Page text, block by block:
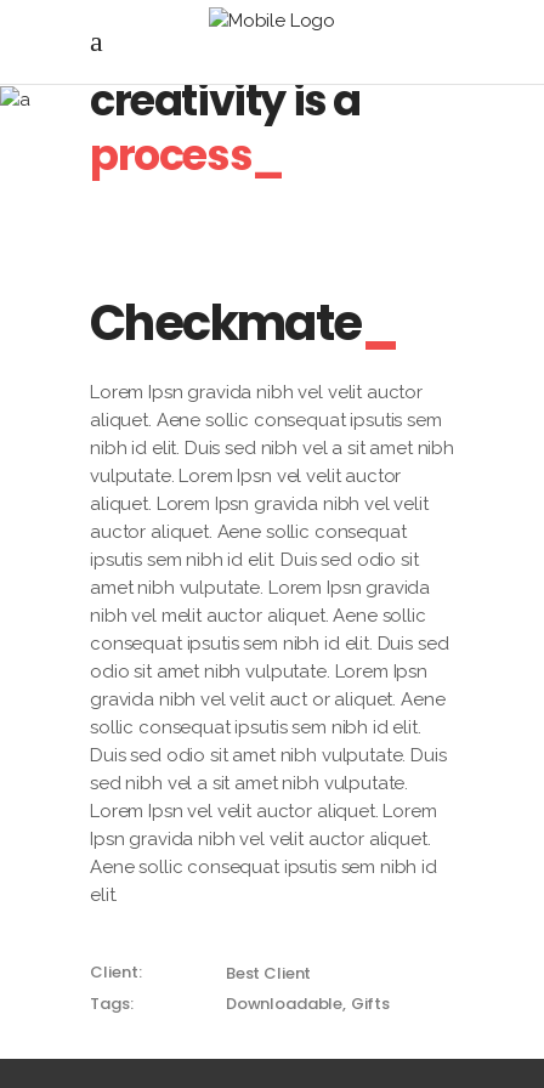
Believe, any
creativity is a
process_
Checkmate
Lorem Ipsn gravida nibh vel velit auctor
aliquet. Aene sollic consequat ipsutis sem
nibh id elit. Duis sed nibh vel a sit amet nibh
vulputate. Lorem Ipsn vel velit auctor
aliquet. Lorem Ipsn gravida nibh vel velit
auctor aliquet. Aene sollic consequat
ipsutis sem nibh id elit. Duis sed odio sit
amet nibh vulputate. Lorem Ipsn gravida
nibh vel melit auctor aliquet. Aene sollic
consequat ipsutis sem nibh id elit. Duis sed
odio sit amet nibh vulputate. Lorem Ipsn
gravida nibh vel velit auct or aliquet. Aene
sollic consequat ipsutis sem nibh id elit.
Duis sed odio sit amet nibh vulputate. Duis
sed nibh vel a sit amet nibh vulputate.
Lorem Ipsn vel velit auctor aliquet. Lorem
Ipsn gravida nibh vel velit auctor aliquet.
Aene sollic consequat ipsutis sem nibh id
elit.
Client:
Best Client
Tags:
Downloadable Gifts